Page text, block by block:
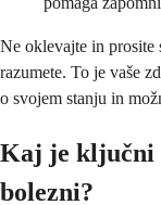
Ne oklevajte in prosite
razumete. To je vaše
o svojem stanju in
Kaj je ključni
bolezni?